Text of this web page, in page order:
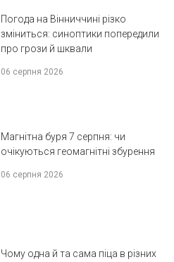
Погода на Вінниччині різко
зміниться: синоптики попередили
про грози й шквали
06 серпня 2026
Магнітна буря 7 серпня: чи
очікуються геомагнітні збурення
06 серпня 2026
Чому одна й та сама піца в різних